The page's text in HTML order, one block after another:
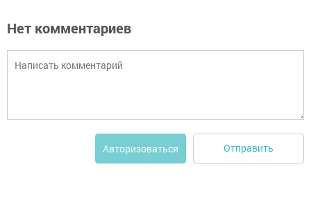
Нет комментариев
Авторизоваться Отправить